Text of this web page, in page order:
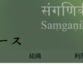
組織 利
世間之所傳 果數
等正覺所説 眞言
大仙正等覺 佛子
清淨離於想 有想
若得成悉地 自在
心無自性故 遠離